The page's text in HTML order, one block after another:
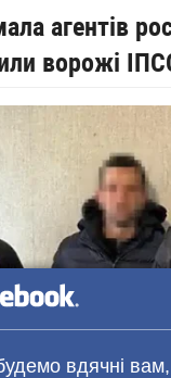
вдячні вам,
агентів
ворожі